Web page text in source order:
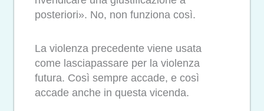
posteriori». No, non funziona così.
La violenza precedente viene usata
come lasciapassare per la violenza
futura. Così sempre accade, e così
accade anche in questa vicenda.